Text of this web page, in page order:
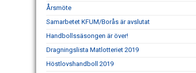
Årsmöte
Samarbetet KFUM/Borås är avslutat
Handbollssäsongen är över!
Dragningslista Matlotteriet 2019
Höstlovshandboll 2019